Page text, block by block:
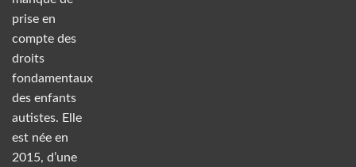
prise en
compte des
droits
fondamentaux
des enfants
autistes. Elle
est née en
2015, d’une